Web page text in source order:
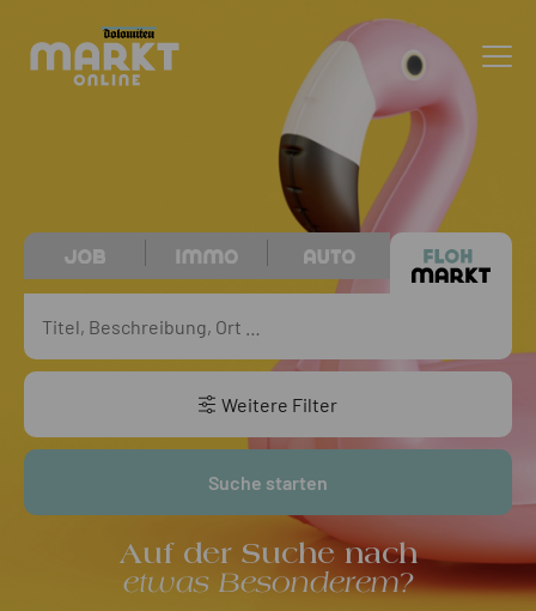
Auf der Suche nach
etwas Besonderem?
Weitere Filter
Suche starten